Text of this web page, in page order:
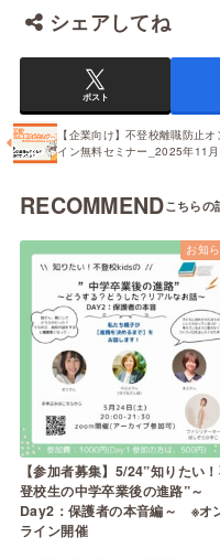
シェアしてね
ポスト
【企業向け】不登校離職防止オ
イン無料セミナー_2025年11月
RECOMMEND
お知
【参加者募集】5/24”知りたい
登校生の中学卒業後の進路”～
Day2：保護者の本音編～ ※オ
ライン開催